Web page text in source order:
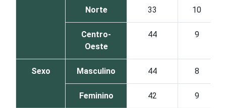
Norte 33 10
Centro-
Oeste
44 9
Sexo Masculino 44 8
Feminino 42 9